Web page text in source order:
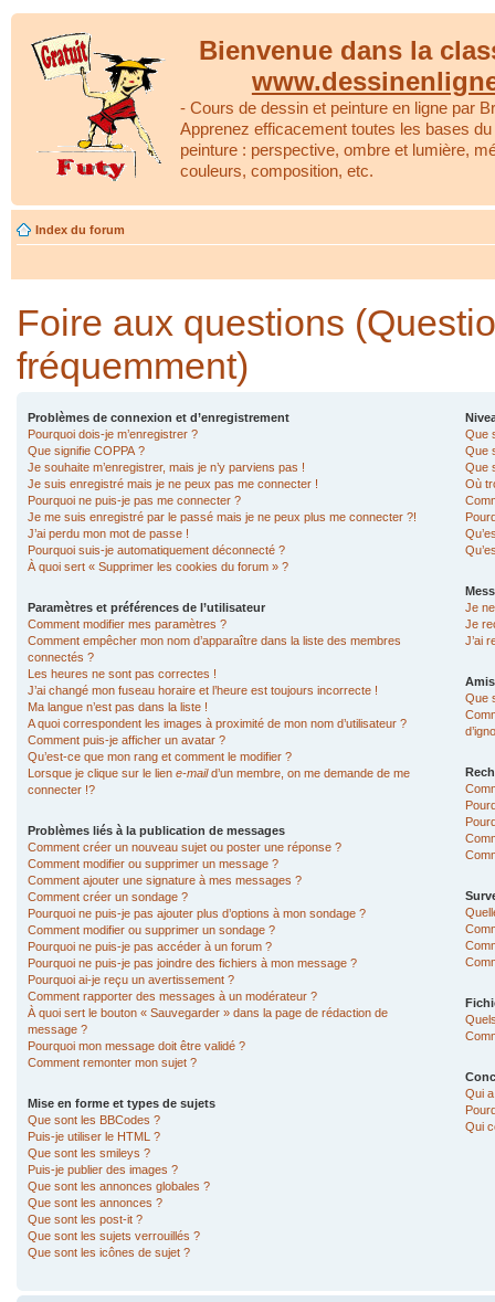
Bienvenue dans la
- Cours de dessin et peinture en ligne par
Apprenez efficacement toutes les bases
peinture : perspective, ombre et lumière,
couleurs, composition, etc.
Index du forum
Foire aux questions
fréquemment)
Problèmes de connexion et d’enregistrement
Pourquoi dois-je m’enregistrer ?
Que signifie COPPA ?
Je souhaite m’enregistrer, mais je n’y parviens pas !
Je suis enregistré mais je ne peux pas me connecter !
Pourquoi ne puis-je pas me connecter ?
Je me suis enregistré par le passé mais je ne peux plus me connecter ?!
J’ai perdu mon mot de passe !
Pourquoi suis-je automatiquement déconnecté ?
À quoi sert « Supprimer les cookies du forum » ?
Paramètres et préférences de l’utilisateur
Comment modifier mes paramètres ?
Comment empêcher mon nom d’apparaître dans la liste des membres
connectés ?
Les heures ne sont pas correctes !
J’ai changé mon fuseau horaire et l’heure est toujours incorrecte !
Ma langue n’est pas dans la liste !
A quoi correspondent les images à proximité de mon nom d’utilisateur ?
Comment puis-je afficher un avatar ?
Qu’est-ce que mon rang et comment le modifier ?
Lorsque je clique sur le lien e-maild’un membre, on me demande de me
connecter !?
Problèmes liés à la publication de messages
Comment créer un nouveau sujet ou poster une réponse ?
Comment modifier ou supprimer un message ?
Comment ajouter une signature à mes messages ?
Comment créer un sondage ?
Pourquoi ne puis-je pas ajouter plus d’options à mon sondage ?
Comment modifier ou supprimer un sondage ?
Pourquoi ne puis-je pas accéder à un forum ?
Pourquoi ne puis-je pas joindre des fichiers à mon message ?
Pourquoi ai-je reçu un avertissement ?
Comment rapporter des messages à un modérateur ?
À quoi sert le bouton « Sauvegarder » dans la page de rédaction de
message ?
Pourquoi mon message doit être validé ?
Comment remonter mon sujet ?
Mise en forme et types de sujets
Que sont les BBCodes ?
Puis-je utiliser le HTML ?
Que sont les smileys ?
Puis-je publier des images ?
Que sont les annonces globales ?
Que sont les annonces ?
Que sont les post-it ?
Que sont les sujets verrouillés ?
Que sont les icônes de sujet ?
Que
Que
Que
Où
Je
Je
J’ai
Que
Qui
Qui